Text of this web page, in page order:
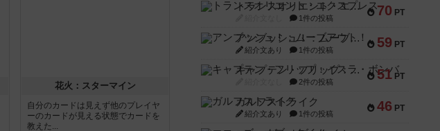
花火：スターマイン
自分のカードは見えず他のプレイヤ
ーのカードが見える状態でカードを
教えた...
70 PT
トランスオリエント・エクスプレス
1件の投稿
59 PT
アンブッシュ！：ムーブアウト！
紹介文あり 1件の投稿
51 PT
キャプテン・フリップ：イスラ・ボンバ
2件の投稿
46 PT
ガルフストライク
紹介文あり 1件の投稿